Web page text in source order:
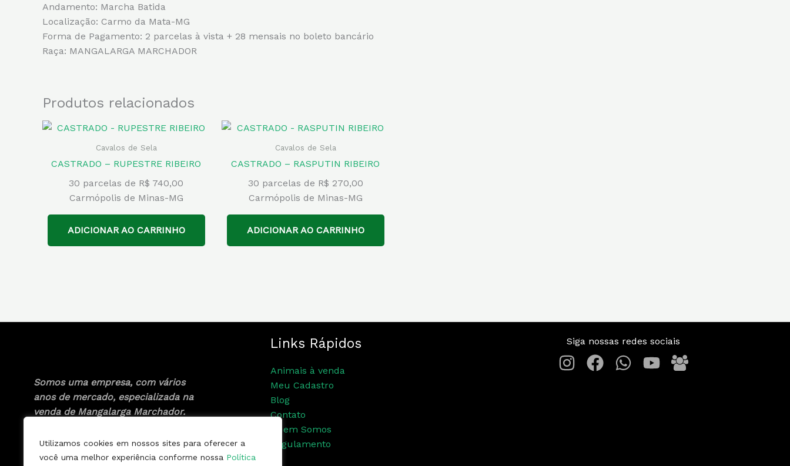
Utilizamos cookies em nossos sites para oferecer a
você uma melhor experiência conforme nossa Política
Andamento: Marcha Batida
Localização: Carmo da Mata-MG
Forma de Pagamento: 2 parcelas à vista + 28 mensais no boleto bancário
Raça: MANGALARGA MARCHADOR
Produtos relacionados
Cavalos de Sela
CASTRADO – RUPESTRE RIBEIRO
30 parcelas de R$ 740,00
Carmópolis de Minas-MG
ADICIONAR AO CARRINHO
Cavalos de Sela
CASTRADO – RASPUTIN RIBEIRO
30 parcelas de R$ 270,00
Carmópolis de Minas-MG
ADICIONAR AO CARRINHO
Somos uma empresa, com vários
anos de mercado, especializada na
venda de Mangalarga Marchador.
Links Rápidos
Animais à venda
Meu Cadastro
Blog
Contato
Quem Somos
Regulamento
Siga nossas redes sociais